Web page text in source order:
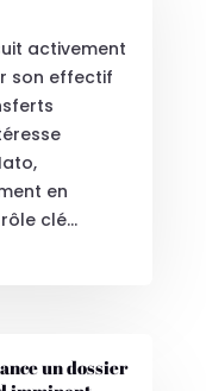
activement
son effectif
en
clé...
un dossier